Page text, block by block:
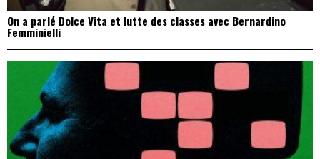
On a parlé Dolce Vita et lutte des classes avec Bernardino
Femminielli